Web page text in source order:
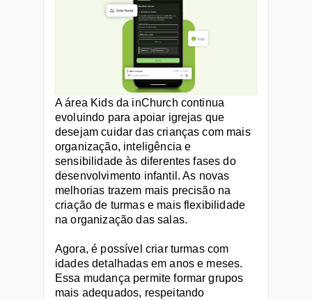
A área Kids da inChurch continua
evoluindo para apoiar igrejas que
desejam cuidar das crianças com mais
organização, inteligência e
sensibilidade às diferentes fases do
desenvolvimento infantil. As novas
melhorias trazem mais precisão na
criação de turmas e mais flexibilidade
na organização das salas.
Agora, é possível criar turmas com
idades detalhadas em anos e meses.
Essa mudança permite formar grupos
mais adequados, respeitando